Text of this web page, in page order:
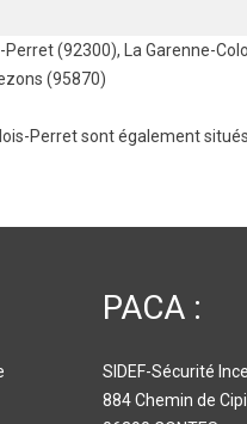
Perret (92300), La Garenne-
(95870)
Perretsont également
PACA :
SIDEF-Sécurité
884 Chemin de